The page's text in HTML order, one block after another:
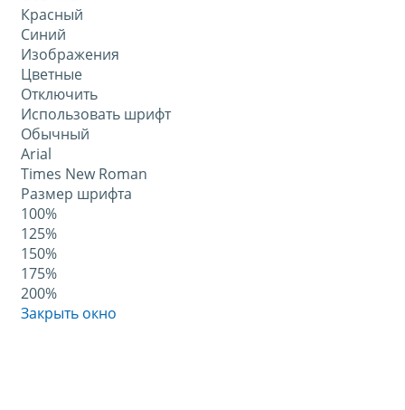
Красный
Синий
Изображения
Цветные
Отключить
Использовать шрифт
Обычный
Arial
Times New Roman
Размер шрифта
100%
125%
150%
175%
200%
Закрыть окно